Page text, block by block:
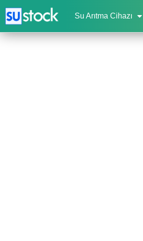
Su Arıtma Cihazı